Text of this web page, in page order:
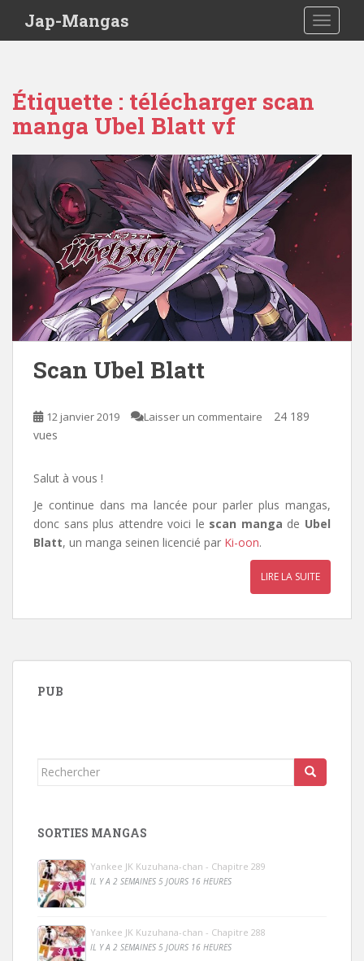
Jap-Mangas
Étiquette : télécharger scan
manga Ubel Blatt vf
Scan Ubel Blatt
12 janvier 2019 Laisser un commentaire
24 189
vues
Salut à vous !
Je continue dans ma lancée pour parler plus mangas,
donc sans plus attendre voici le scan manga de Ubel
Blatt, un manga seinen licencié par Ki-oon.
LIRE LA SUITE
PUB
Rechercher...
SORTIES MANGAS
Yankee JK Kuzuhana-chan - Chapitre 289
IL Y A 2 SEMAINES 5 JOURS 16 HEURES
Yankee JK Kuzuhana-chan - Chapitre 288
IL Y A 2 SEMAINES 5 JOURS 16 HEURES